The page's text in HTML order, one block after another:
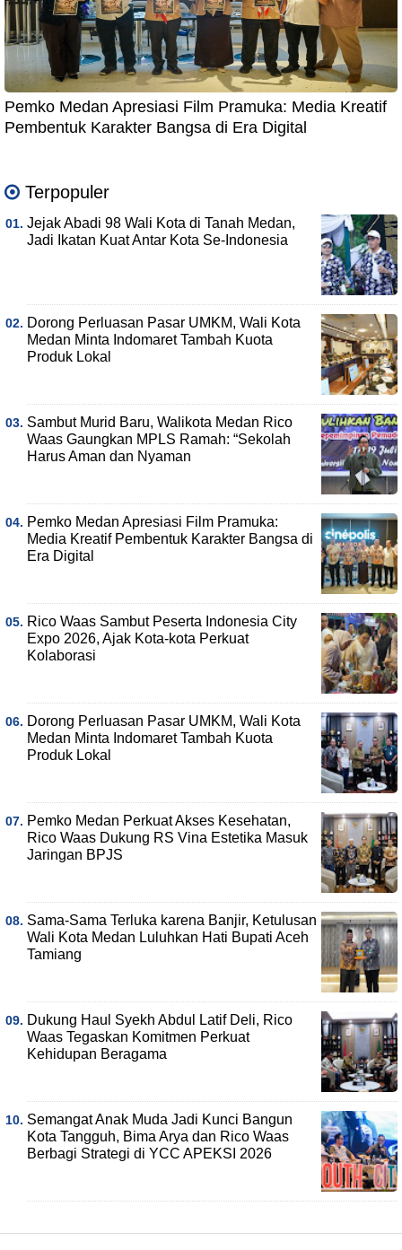
Pemko Medan Apresiasi Film Pramuka: Media Kreatif
Pembentuk Karakter Bangsa di Era Digital
Terpopuler
Jejak Abadi 98 Wali Kota di Tanah Medan,
Jadi Ikatan Kuat Antar Kota Se-Indonesia
Dorong Perluasan Pasar UMKM, Wali Kota
Medan Minta Indomaret Tambah Kuota
Produk Lokal
Sambut Murid Baru, Walikota Medan Rico
Waas Gaungkan MPLS Ramah: “Sekolah
Harus Aman dan Nyaman
Pemko Medan Apresiasi Film Pramuka:
Media Kreatif Pembentuk Karakter Bangsa di
Era Digital
Rico Waas Sambut Peserta Indonesia City
Expo 2026, Ajak Kota-kota Perkuat
Kolaborasi
Dorong Perluasan Pasar UMKM, Wali Kota
Medan Minta Indomaret Tambah Kuota
Produk Lokal
Pemko Medan Perkuat Akses Kesehatan,
Rico Waas Dukung RS Vina Estetika Masuk
Jaringan BPJS
Sama-Sama Terluka karena Banjir, Ketulusan
Wali Kota Medan Luluhkan Hati Bupati Aceh
Tamiang
Dukung Haul Syekh Abdul Latif Deli, Rico
Waas Tegaskan Komitmen Perkuat
Kehidupan Beragama
Semangat Anak Muda Jadi Kunci Bangun
Kota Tangguh, Bima Arya dan Rico Waas
Berbagi Strategi di YCC APEKSI 2026